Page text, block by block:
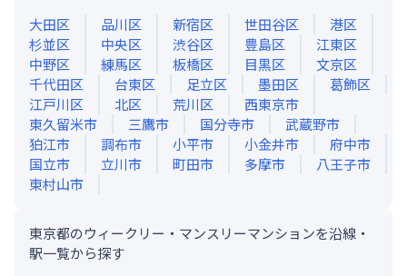
大田区
品川区 新宿区 世田谷区
港区
杉並区
中央区 渋谷区 豊島区
江東区
中野区
練馬区 板橋区 目黒区
文京区
千代田区
台東区 足立区 墨田区
葛飾区
江戸川区
北区 荒川区
西東京市
東久留米市
三鷹市 国分寺市
武蔵野市
狛江市
調布市 小平市 小金井市
府中市
国立市
立川市 町田市 多摩市
八王子市
東村山市
東京都のウィークリー・マンスリーマンションを沿線・
駅一覧から探す